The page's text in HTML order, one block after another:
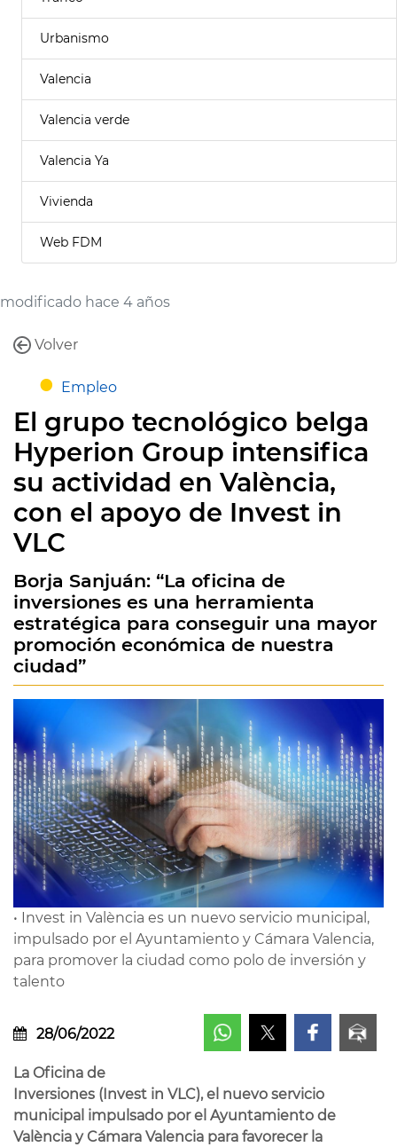
Urbanismo
Valencia
Valencia verde
Valencia Ya
Vivienda
Web FDM
modificado hace 4 años
Volver
Empleo
El grupo tecnológico belga
Hyperion Group intensifica
su actividad en València,
con el apoyo de Invest in
VLC
Borja Sanjuán: “La oficina de
inversiones es una herramienta
estratégica para conseguir una mayor
promoción económica de nuestra
ciudad”
• Invest in València es un nuevo servicio municipal,
impulsado por el Ayuntamiento y Cámara Valencia,
para promover la ciudad como polo de inversión y
talento
28/06/2022
La Oficina de
Inversiones (Invest in VLC), el nuevo servicio
municipal impulsado por el Ayuntamiento de
València y Cámara Valencia para favorecer la